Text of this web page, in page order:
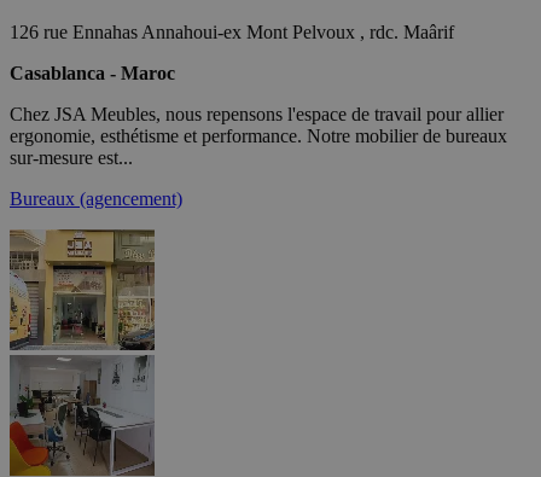
126 rue Ennahas Annahoui-ex Mont Pelvoux , rdc. Maârif
Casablanca - Maroc
Chez JSA Meubles, nous repensons l'espace de travail pour allier
ergonomie, esthétisme et performance. Notre mobilier de bureaux
sur-mesure est...
Bureaux (agencement)